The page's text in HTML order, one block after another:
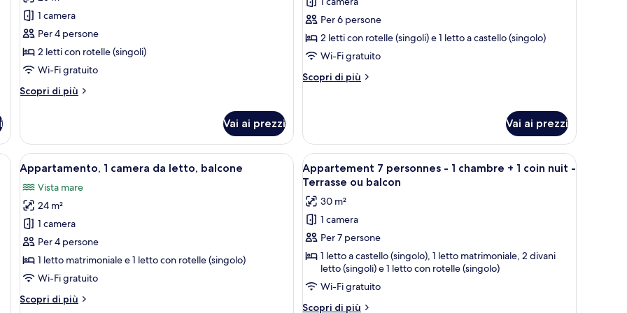
alcove,
A/C)
Appartamento,
1
camera
da
balcone,
1 camera
Per 4 persone
2 letti con rotelle (singoli)
Wi-Fi gratuito
Scopri di più
Altri
1
camera
da
letto,
balcone,
vista
mare
Vai ai prezzi
Appartamento,
balcone
Per 6 persone
2 letti con rotelle (singoli) e 1 letto a castello (singolo)
Wi-Fi gratuito
Scopri di più
Altri
Vai ai prezzi
per la colazione, con ciotole, cucchiai e un piatto di frutta.
Apri
tutte
le
foto
per
Appartamento,
1
camera
letto,
Una camera d'albergo con un letto, un divano, un tavolo da pranzo e una televisione.
6
Appartamento, 1 camera da letto, balcone
Vista mare
24 m²
1 camera
Per 4 persone
1 letto matrimoniale e 1 letto con rotelle (singolo)
Wi-Fi gratuito
Scopri di più
Altri
Apri
tutte
le
foto
per
Appartement
7
personnes
-
1
Una stanza piccola con un letto singolo,
7
Appartement 7 personnes - 1 chambre + 1 coin nuit -
Terrasse ou balcon
30 m²
1 camera
Per 7 persone
1 letto a castello (singolo), 1 letto matrimoniale, 2 divani
letto (singoli) e 1 letto con rotelle (singolo)
Wi-Fi gratuito
Scopri di più
Altri